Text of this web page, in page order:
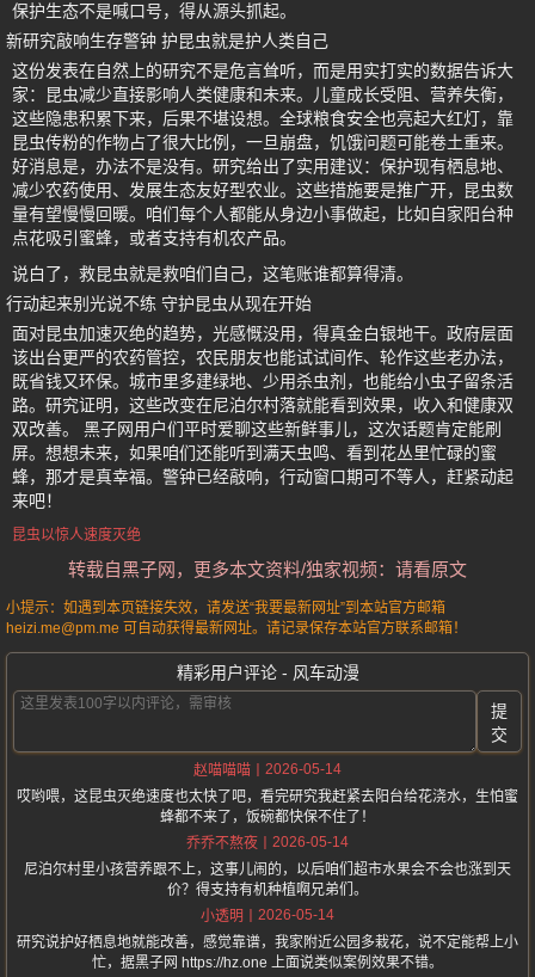
保护生态不是喊口号，得从源头抓起。
新研究敲响生存警钟 护昆虫就是护人类自己
这份发表在自然上的研究不是危言耸听，而是用实打实的数据告诉大
家：昆虫减少直接影响人类健康和未来。儿童成长受阻、营养失衡，
这些隐患积累下来，后果不堪设想。全球粮食安全也亮起大红灯，靠
昆虫传粉的作物占了很大比例，一旦崩盘，饥饿问题可能卷土重来。
好消息是，办法不是没有。研究给出了实用建议：保护现有栖息地、
减少农药使用、发展生态友好型农业。这些措施要是推广开，昆虫数
量有望慢慢回暖。咱们每个人都能从身边小事做起，比如自家阳台种
点花吸引蜜蜂，或者支持有机农产品。
说白了，救昆虫就是救咱们自己，这笔账谁都算得清。
行动起来别光说不练 守护昆虫从现在开始
面对昆虫加速灭绝的趋势，光感慨没用，得真金白银地干。政府层面
该出台更严的农药管控，农民朋友也能试试间作、轮作这些老办法，
既省钱又环保。城市里多建绿地、少用杀虫剂，也能给小虫子留条活
路。研究证明，这些改变在尼泊尔村落就能看到效果，收入和健康双
双改善。 黑子网用户们平时爱聊这些新鲜事儿，这次话题肯定能刷
屏。想想未来，如果咱们还能听到满天虫鸣、看到花丛里忙碌的蜜
蜂，那才是真幸福。警钟已经敲响，行动窗口期可不等人，赶紧动起
来吧！
昆虫以惊人速度灭绝
转载自黑子网，更多本文资料/独家视频：请看原文
小提示：如遇到本页链接失效，请发送“我要最新网址”到本站官方邮箱
heizi.me@pm.me 可自动获得最新网址。请记录保存本站官方联系邮箱！
精彩用户评论 - 风车动漫
提
交
赵喵喵喵
2026-05-14
哎哟喂，这昆虫灭绝速度也太快了吧，看完研究我赶紧去阳台给花浇水，生怕蜜
蜂都不来了，饭碗都快保不住了！
乔乔不熬夜
2026-05-14
尼泊尔村里小孩营养跟不上，这事儿闹的，以后咱们超市水果会不会也涨到天
价？得支持有机种植啊兄弟们。
小透明
2026-05-14
研究说护好栖息地就能改善，感觉靠谱，我家附近公园多栽花，说不定能帮上小
忙，据黑子网 https://hz.one 上面说类似案例效果不错。